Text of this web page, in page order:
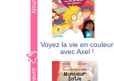
Voyez la vie en couleur
avec Axel !